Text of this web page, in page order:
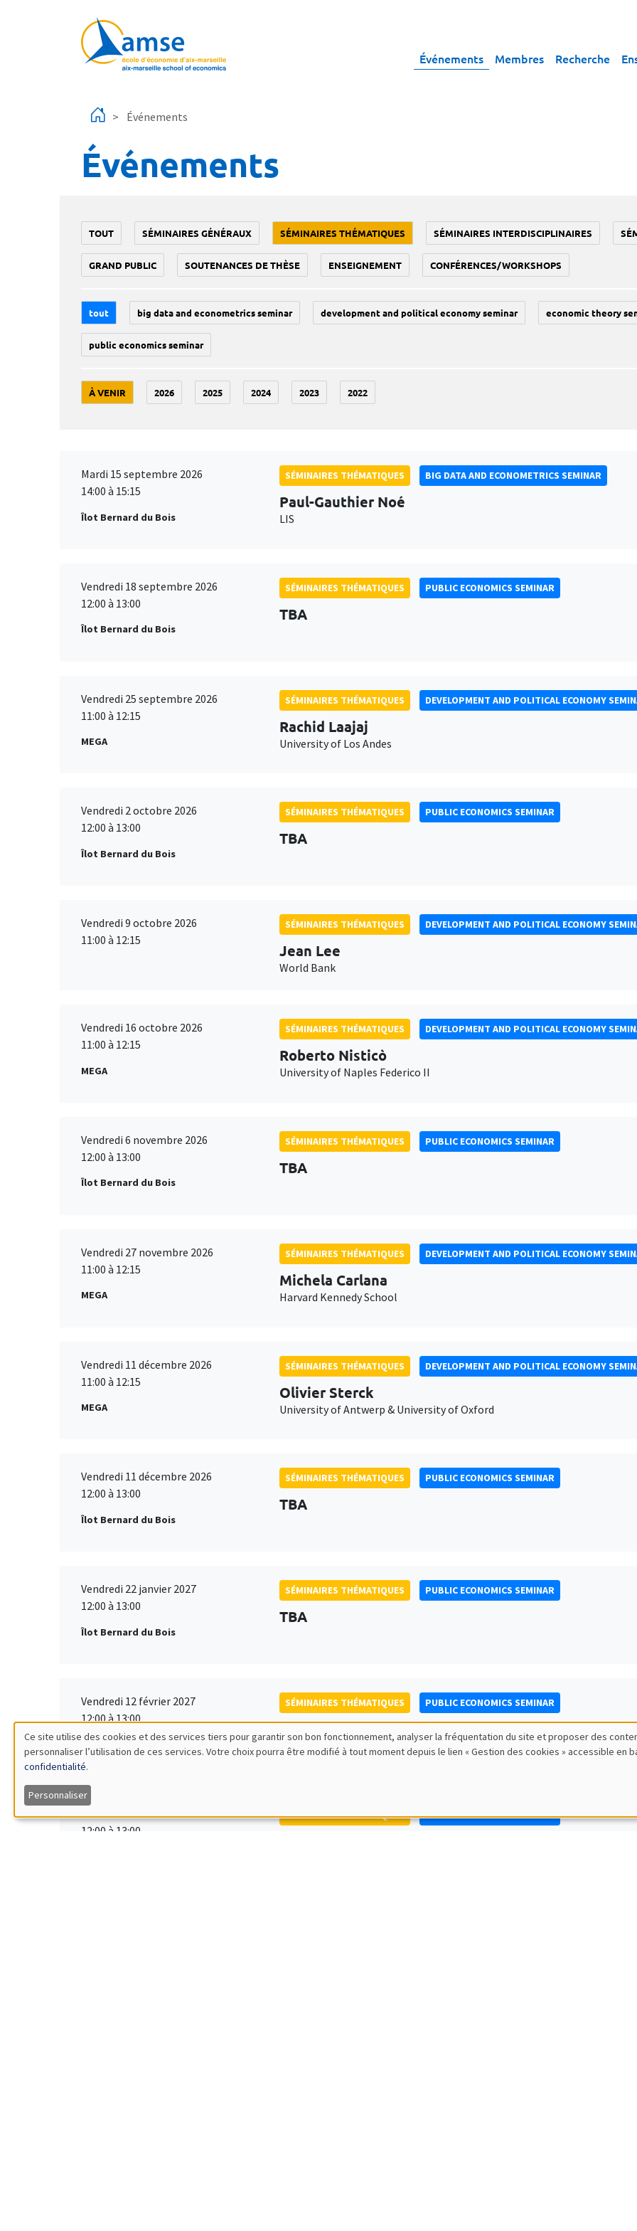
Événements Membres Recherche
Événements
Événements
TOUT SÉMINAIRES GÉNÉRAUX SÉMINAIRES THÉMATIQUES SÉMINAIRES INTERDISCIPLINAIRES
GRAND PUBLIC SOUTENANCES DE THÈSE ENSEIGNEMENT CONFÉRENCES/WORKSHOPS
tout big data and econometrics seminar development and political economy seminar economic theory
public economics seminar
À VENIR 2026 2025 2024 2023 2022
Mardi 15 septembre 2026
14:00 à 15:15
Îlot Bernard du Bois
SÉMINAIRES THÉMATIQUES BIG DATA AND ECONOMETRICS SEMINAR
Paul-Gauthier Noé
LIS
Vendredi 18 septembre 2026
12:00 à 13:00
Îlot Bernard du Bois
SÉMINAIRES THÉMATIQUES PUBLIC ECONOMICS SEMINAR
TBA
Vendredi 25 septembre 2026
11:00 à 12:15
MEGA
SÉMINAIRES THÉMATIQUES DEVELOPMENT AND POLITICAL ECONOMY
Rachid Laajaj
University of Los Andes
Vendredi 2 octobre 2026
12:00 à 13:00
Îlot Bernard du Bois
SÉMINAIRES THÉMATIQUES PUBLIC ECONOMICS SEMINAR
TBA
Vendredi 9 octobre 2026
11:00 à 12:15
SÉMINAIRES THÉMATIQUES DEVELOPMENT AND POLITICAL ECONOMY
Jean Lee
World Bank
Vendredi 16 octobre 2026
11:00 à 12:15
MEGA
SÉMINAIRES THÉMATIQUES DEVELOPMENT AND POLITICAL ECONOMY
Roberto Nisticò
University of Naples Federico II
Vendredi 6 novembre 2026
12:00 à 13:00
Îlot Bernard du Bois
SÉMINAIRES THÉMATIQUES PUBLIC ECONOMICS SEMINAR
TBA
Vendredi 27 novembre 2026
11:00 à 12:15
MEGA
SÉMINAIRES THÉMATIQUES DEVELOPMENT AND POLITICAL ECONOMY
Michela Carlana
Harvard Kennedy School
Vendredi 11 décembre 2026
11:00 à 12:15
MEGA
SÉMINAIRES THÉMATIQUES DEVELOPMENT AND POLITICAL ECONOMY
Olivier Sterck
University of Antwerp & University of Oxford
Vendredi 11 décembre 2026
12:00 à 13:00
Îlot Bernard du Bois
SÉMINAIRES THÉMATIQUES PUBLIC ECONOMICS SEMINAR
TBA
Vendredi 22 janvier 2027
12:00 à 13:00
Îlot Bernard du Bois
SÉMINAIRES THÉMATIQUES PUBLIC ECONOMICS SEMINAR
TBA
Vendredi 12 février 2027
12:00 à 13:00
Îlot Bernard du Bois
SÉMINAIRES THÉMATIQUES PUBLIC ECONOMICS SEMINAR
TBA
Vendredi 19 mars 2027
12:00 à 13:00
SÉMINAIRES THÉMATIQUES PUBLIC ECONOMICS SEMINAR
Utilisation
des
données
Ce site utilise des cookies et des services tiers pour garantir son bon fonctionnement, analyser la fréquentation du site et proposer des
personnaliser l’utilisation de ces services. Votre choix pourra être modifié à tout moment depuis le lien « Gestion des cookies » accessible en
confidentialité.
Personnaliser